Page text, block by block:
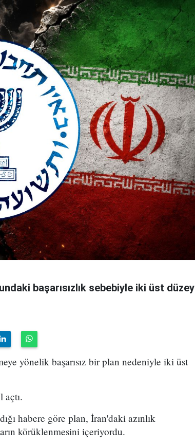
başarısızlık sebebiyle iki üst düzey
yönelik başarısız bir plan nedeniyle iki üst
açtı.
habere göre plan, İran'daki azınlık
körüklenmesini içeriyordu.